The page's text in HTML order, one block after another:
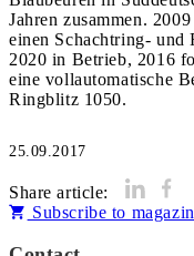
Jahren zusammen.
einen Schachtring-
2020 in Betrieb, 2016
eine vollautomatische
Ringblitz 1050.
25.09.2017
Share article:
Subscribe to